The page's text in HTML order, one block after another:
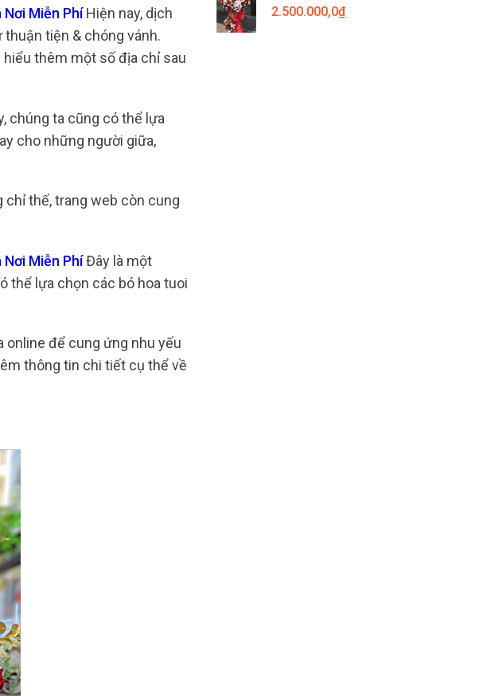
Miễn PhíHiện nay, dịch
tiện & chóng vánh.
thêm một số địa chỉ sau
chúng ta cũng có thể lựa
cho những người giữa,
thế, trang web còn cung
Nơi Miễn PhíĐây là một
thể lựa chọn các bó hoa tuoi
online để cung ứng nhu yếu
thông tin chi tiết cụ thể về
2.500.000,0₫